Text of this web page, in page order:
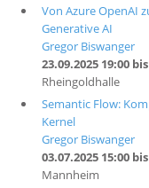
Von Azure OpenAI
Generative AI
Gregor Biswanger
23.09.2025 19:00
Rheingoldhalle
Semantic Flow:
Kernel
Gregor Biswanger
03.07.2025 15:00
Mannheim